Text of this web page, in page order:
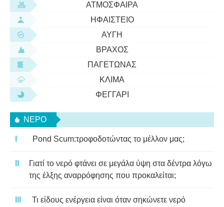
ΑΤΜΌΣΦΑΙΡΑ
ΗΦΑΊΣΤΕΙΟ
ΑΥΓΉ
ΒΡΆΧΟΣ
ΠΑΓΕΤΏΝΑΣ
ΚΛΊΜΑ
ΦΕΓΓΆΡΙ
ΝΕΡΌ
Pond Scum:τροφοδοτώντας το μέλλον μας;
Γιατί το νερό φτάνει σε μεγάλα ύψη στα δέντρα λόγω
της έλξης αναρρόφησης που προκαλείται;
Τι είδους ενέργεια είναι όταν σηκώνετε νερό